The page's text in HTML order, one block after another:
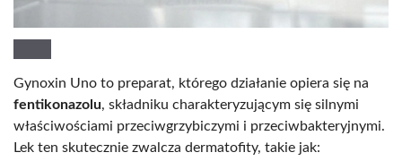
Gynoxin Uno to preparat, którego działanie opiera się na
fentikonazolu, składniku charakteryzującym się silnymi
właściwościami przeciwgrzybiczymi i przeciwbakteryjnymi.
Lek ten skutecznie zwalcza dermatofity, takie jak: